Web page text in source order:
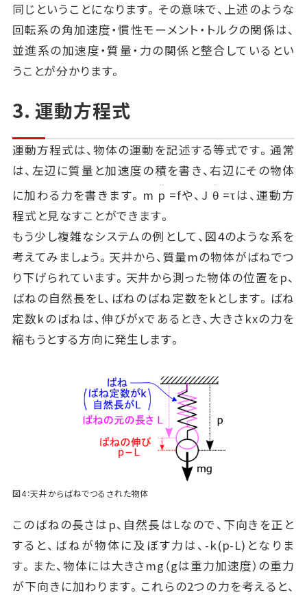
同じということになります。その意味で、上述のような
回転系の角加速度・慣性モーメント・トルクの関係は、
並進系の加速度・質量・力の関係と整合しているとい
うことが分かります。
3. 運動方程式
運動方程式は、物体の運動を記述する等式です。通常
は、左辺に質量と加速度の積を書き、右辺にその物体
に加わる力を書きます。m p =fや、J θ
程式と見なすことができます。
もう少し複雑なシステムの例として、図4のような系を
考えてみましょう。天井から、質量mの物体がばねでつ
り下げられています。天井から測った物体の位置をp、
ばねの自然長をL、ばねのばね定数をkとします。ばね
定数kのばねは、伸びがxであるとき、大きさkxの力を
縮もうとする方向に発生します。
図4：天井からばねでつるされた物体
このばねの長さはp、自然長はLなので、下向きを正と
すると、ばねが物体に及ぼす力は、-k(p-L)となりま
す。また、物体には大きさmg（gは重力加速度）の重力
が下向きに加わります。これらの2つの力を考えると、